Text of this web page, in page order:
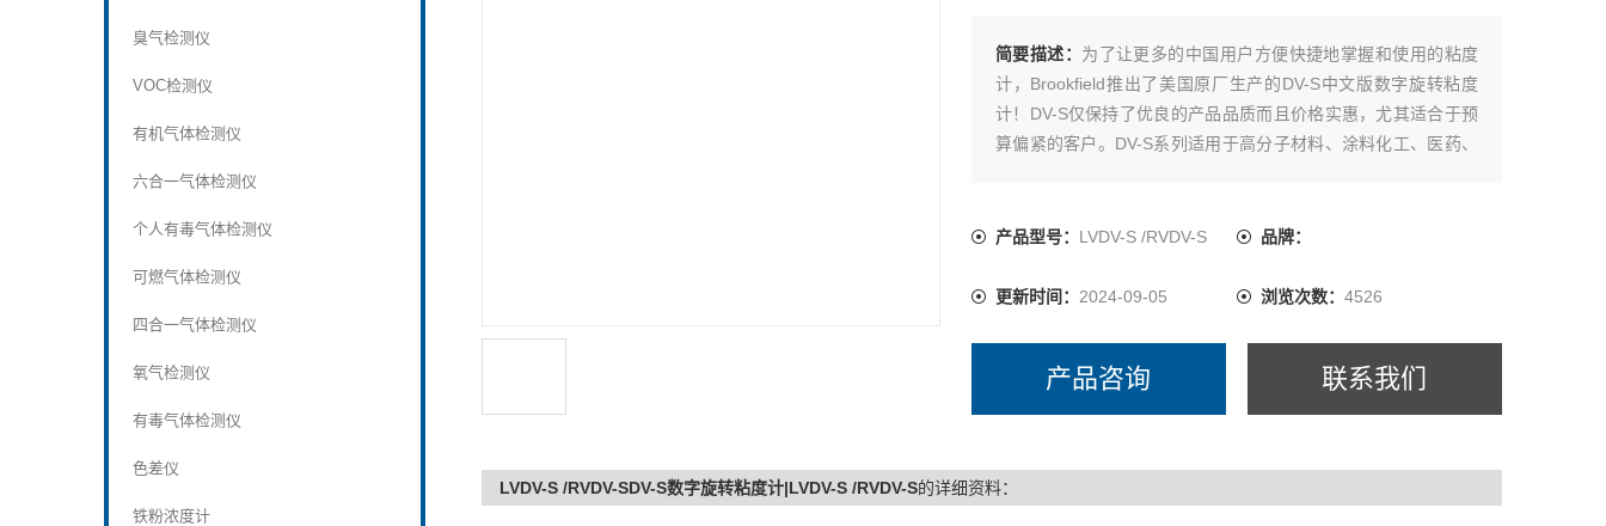
臭气检测仪
VOC检测仪
有机气体检测仪
六合一气体检测仪
个人有毒气体检测仪
可燃气体检测仪
四合一气体检测仪
氧气检测仪
有毒气体检测仪
色差仪
铁粉浓度计
简要描述： 为了让更多的中国用户方便快捷地掌握和使用的粘度
计，Brookfield推出了美国原厂生产的DV-S中文版数字旋转粘度
计！DV-S仅保持了优良的产品品质而且价格实惠，尤其适合于预
算偏紧的客户。DV-S系列适用于高分子材料、涂料化工、医药、
产品型号： LVDV-S /RVDV-S 品牌：
更新时间： 2024-09-05 浏览次数： 4526
产品咨询 联系我们
LVDV-S /RVDV-SDV-S数字旋转粘度计|LVDV-S /RVDV-S的详细资料：